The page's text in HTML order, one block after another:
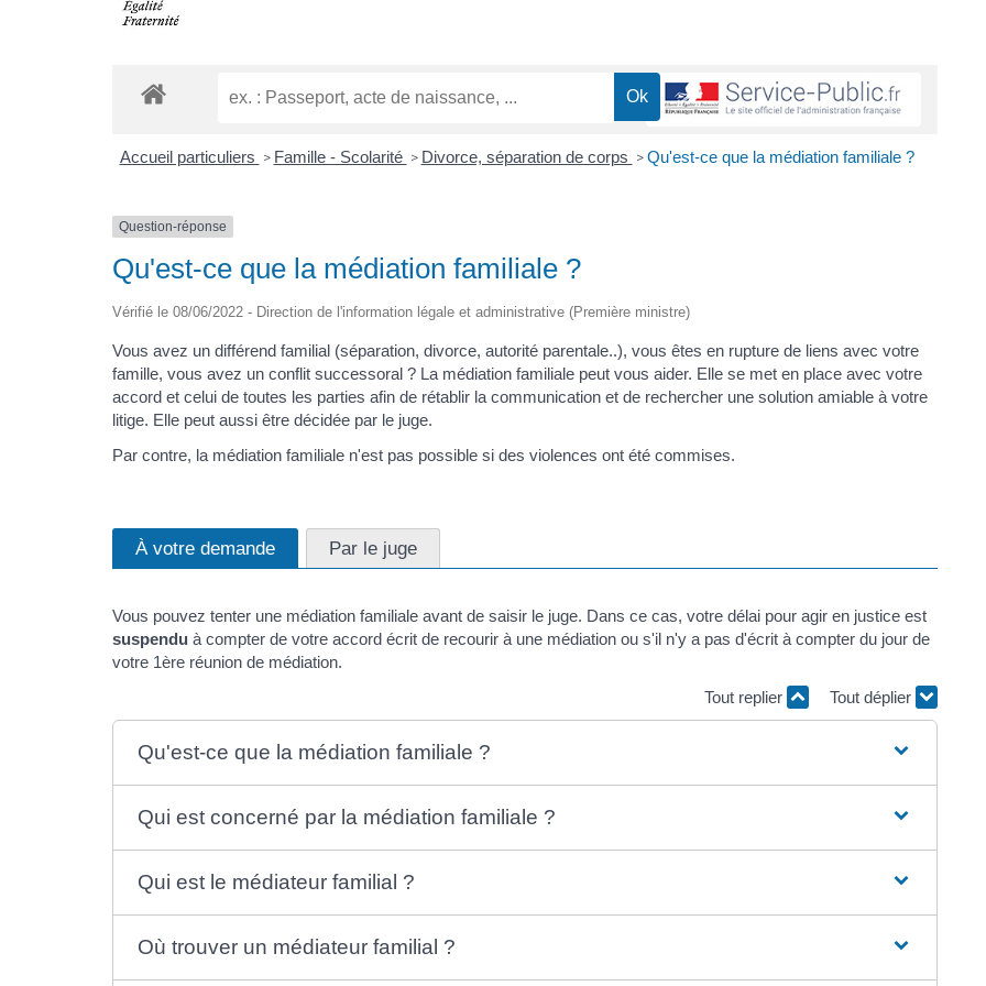
Accueil particuliers > Famille - Scolarité > Divorce, séparation de corps > Qu'est-ce que la médiation familiale ?
Question-réponse
Qu'est-ce que la médiation familiale ?
Vérifié le 08/06/2022 - Direction de l'information légale et administrative (Première ministre)
Vous avez un différend familial (séparation, divorce, autorité parentale..), vous êtes en rupture de liens avec votre
famille, vous avez un conflit successoral ? La médiation familiale peut vous aider. Elle se met en place avec votre
accord et celui de toutes les parties afin de rétablir la communication et de rechercher une solution amiable à votre
litige. Elle peut aussi être décidée par le juge.
Par contre, la médiation familiale n'est pas possible si des violences ont été commises.
À votre demande Par le juge
Vous pouvez tenter une médiation familiale avant de saisir le juge. Dans ce cas, votre délai pour agir en justice est
suspendu à compter de votre accord écrit de recourir à une médiation ou s'il n'y a pas d'écrit à compter du jour de
votre 1ère réunion de médiation.
Tout replier
Tout déplier
Qu'est-ce que la médiation familiale ?
Qui est concerné par la médiation familiale ?
Qui est le médiateur familial ?
Où trouver un médiateur familial ?